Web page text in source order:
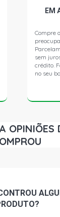
EM
Compre
sem
crédito.
no seu
OPINIÕES